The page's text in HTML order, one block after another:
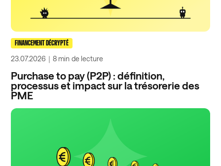
FINANCEMENT DÉCRYPTÉ
23.07.2026 ｜8 min de lecture
Purchase to pay (P2P) : définition,
processus et impact sur la trésorerie des
PME